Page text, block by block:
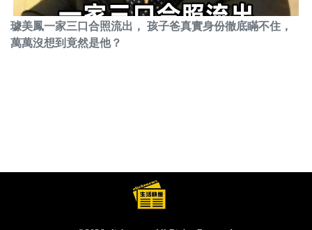
璩美鳳一家三口合照流出， 孩子爸真實身份徹底瞞不住，
萬萬沒想到竟然是他？